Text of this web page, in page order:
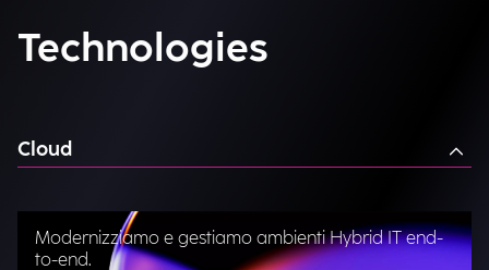
Technologies
Cloud
Modernizziamo e gestiamo ambienti Hybrid IT end-
to-end.